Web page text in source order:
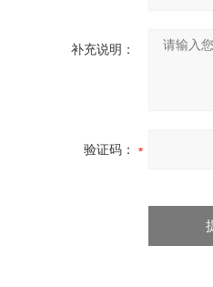
补充说明：
验证码：